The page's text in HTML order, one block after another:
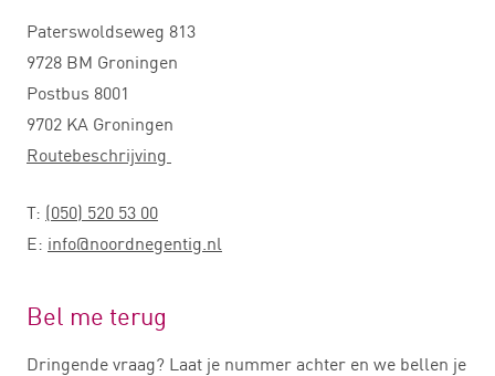
Paterswoldseweg 813
9728 BM Groningen
Postbus 8001
9702 KA Groningen
Routebeschrijving
T: (050) 520 53 00
E: info@noordnegentig.nl
Bel me terug
Dringende vraag? Laat je nummer achter en we bellen je